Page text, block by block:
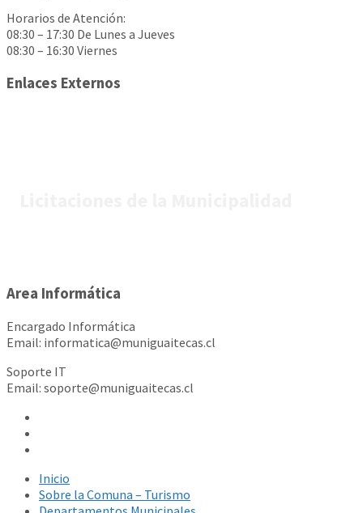
Horarios de Atención:
08:30 – 17:30 De Lunes a Jueves
08:30 – 16:30 Viernes
Enlaces Externos
Area Informática
Encargado Informática
Email: informatica@muniguaitecas.cl
Soporte IT
Email: soporte@muniguaitecas.cl
Inicio
Sobre la Comuna – Turismo